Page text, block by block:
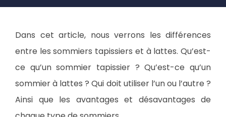
Dans cet article, nous verrons les différences
entre les sommiers tapissiers et à lattes. Qu’est-
ce qu’un sommier tapissier ? Qu’est-ce qu’un
sommier à lattes ? Qui doit utiliser l’un ou l’autre ?
Ainsi que les avantages et désavantages de